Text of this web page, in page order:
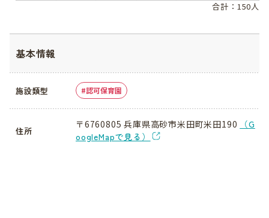
合計：150人
基本情報
施設類型 認可保育園
住所
〒6760805 兵庫県高砂市米田町米田190
（G
oogleMapで見る）